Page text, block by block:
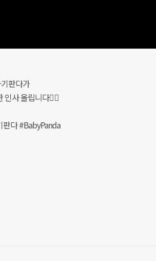
판다가
인사 올립니다🙇‍♀️
다 #BabyPanda